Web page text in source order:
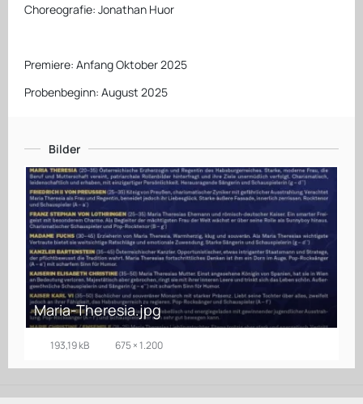
Choreografie: Jonathan Huor
Premiere: Anfang Oktober 2025
Probenbeginn: August 2025
Bilder
Maria-Theresia.jpg
193,19 kB 675 × 1.200